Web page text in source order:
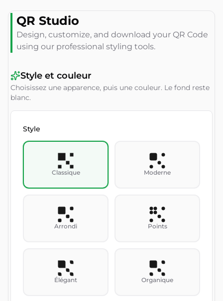
QR Studio
Design, customize, and download your QR Code
using our professional styling tools.
Style et couleur
Choisissez une apparence, puis une couleur. Le fond reste
blanc.
Style
Classique Moderne
Arrondi Points
Élégant Organique